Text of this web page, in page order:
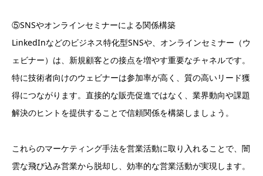
⑤SNSやオンラインセミナーによる関係構築
LinkedInなどのビジネス特化型SNSや、オンラインセミナー（ウ
ェビナー）は、新規顧客との接点を増やす重要なチャネルです。
特に技術者向けのウェビナーは参加率が高く、質の高いリード獲
得につながります。直接的な販売促進ではなく、業界動向や課題
解決のヒントを提供することで信頼関係を構築しましょう。
これらのマーケティング手法を営業活動に取り入れることで、闇
雲な飛び込み営業から脱却し、効率的な営業活動が実現します。